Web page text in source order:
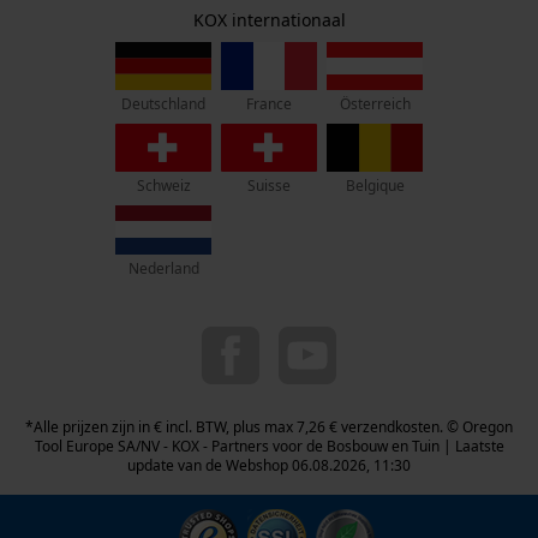
Rue Emile Francqui 11
1435 Mont-Saint-Guibert
Geen winkel!
Retouradres:
Beim Erlenwäldchen 14/2
71522 Backnang
KOX internationaal
Deutschland France Österreich
Schweiz Suisse Belgique
Nederland
*Alle prijzen zijn in € incl. BTW, plus max 7,26 € verzendkosten. © Oregon
Tool Europe SA/NV - KOX - Partners voor de Bosbouw en Tuin | Laatste
update van de Webshop 06.08.2026, 11:30
Prestatie en functionele
Cookies
Loop54 Personalization
Gepersonaliseerde homepage
Opgeslagen winkelwagen
Persoonlijke begroeting
Marketing Cookies